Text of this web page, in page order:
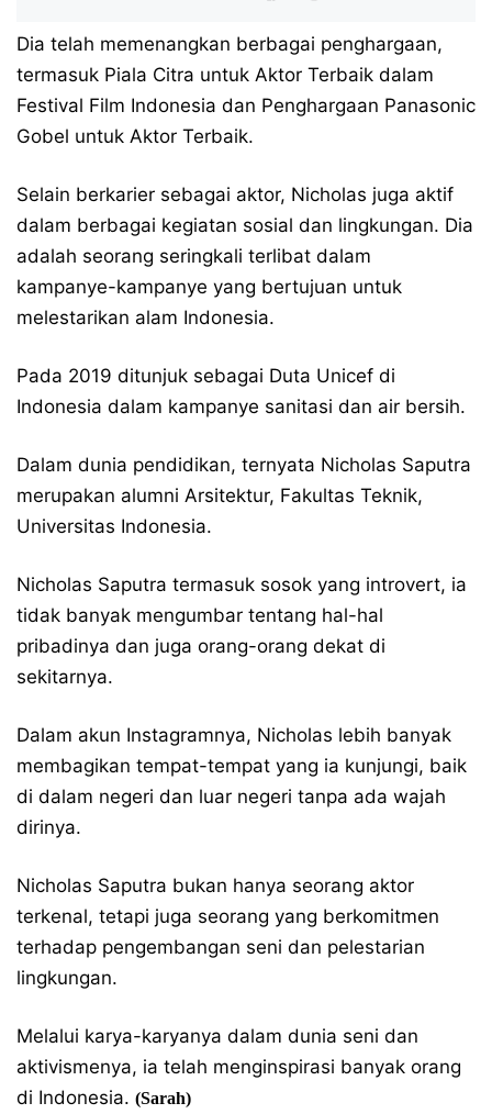
Dia telah memenangkan berbagai penghargaan,
termasuk Piala Citra untuk Aktor Terbaik dalam
Festival Film Indonesia dan Penghargaan Panasonic
Gobel untuk Aktor Terbaik.
Selain berkarier sebagai aktor, Nicholas juga aktif
dalam berbagai kegiatan sosial dan lingkungan. Dia
adalah seorang seringkali terlibat dalam
kampanye-kampanye yang bertujuan untuk
melestarikan alam Indonesia.
Pada 2019 ditunjuk sebagai Duta Unicef di
Indonesia dalam kampanye sanitasi dan air bersih.
Dalam dunia pendidikan, ternyata Nicholas Saputra
merupakan alumni Arsitektur, Fakultas Teknik,
Universitas Indonesia.
Nicholas Saputra termasuk sosok yang introvert, ia
tidak banyak mengumbar tentang hal-hal
pribadinya dan juga orang-orang dekat di
sekitarnya.
Dalam akun Instagramnya, Nicholas lebih banyak
membagikan tempat-tempat yang ia kunjungi, baik
di dalam negeri dan luar negeri tanpa ada wajah
dirinya.
Nicholas Saputra bukan hanya seorang aktor
terkenal, tetapi juga seorang yang berkomitmen
terhadap pengembangan seni dan pelestarian
lingkungan.
Melalui karya-karyanya dalam dunia seni dan
aktivismenya, ia telah menginspirasi banyak orang
di Indonesia. (Sarah)